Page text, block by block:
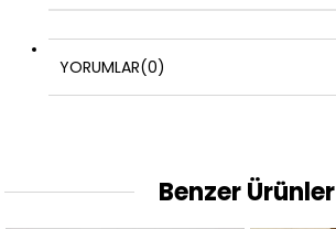
YORUMLAR(0)
Benzer Ürünler